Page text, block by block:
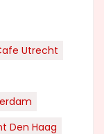
Utrecht
Den Haag